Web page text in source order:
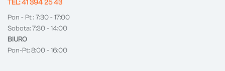
TEL: 41 394 25 43
Pon - Pt : 7:30 - 17:00
Sobota: 7:30 - 14:00
BIURO
Pon-Pt: 8:00 - 16:00